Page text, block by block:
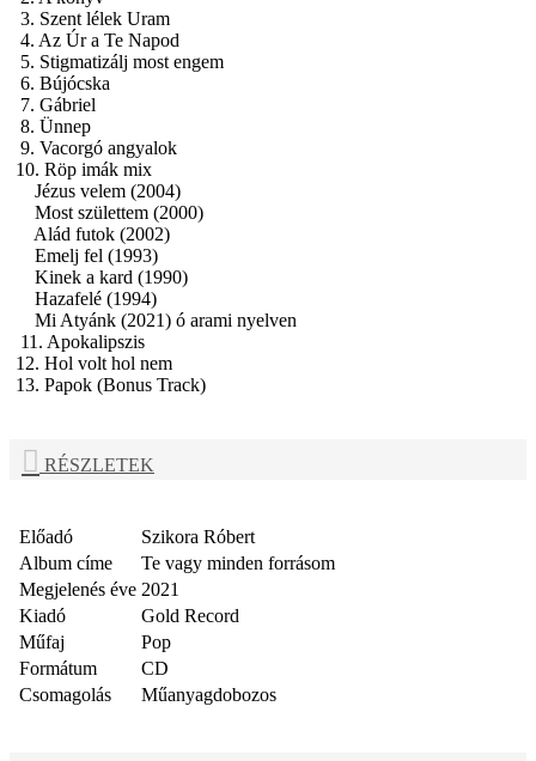
3. Szent lélek Uram
4. Az Úr a Te Napod
5. Stigmatizálj most engem
6. Bújócska
7. Gábriel
8. Ünnep
9. Vacorgó angyalok
10. Röp imák mix
Jézus velem (2004)
Most születtem (2000)
Alád futok (2002)
Emelj fel (1993)
Kinek a kard (1990)
Hazafelé (1994)
Mi Atyánk (2021) ó arami nyelven
11. Apokalipszis
12. Hol volt hol nem
13. Papok (Bonus Track)
RÉSZLETEK
Előadó
Szikora Róbert
Album címe
Te vagy minden forrásom
Megjelenés éve 2021
Kiadó
Gold Record
Műfaj
Pop
Formátum
CD
Csomagolás
Műanyagdobozos